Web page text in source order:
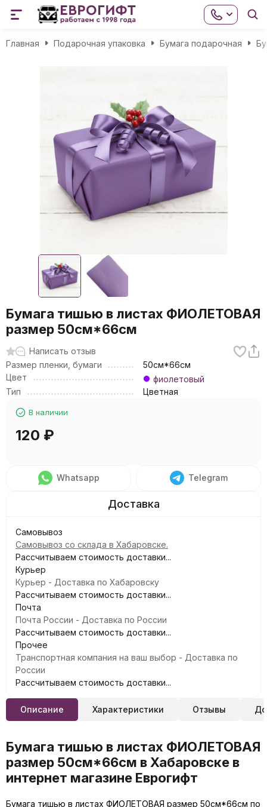
Главная Подарочная упаковка Бумага подарочная
Бумага тишью в листах ФИОЛЕТОВАЯ
размер 50см*66см
Написать отзыв
Размер пленки, бумаги
50см*66см
Цвет
фиолетовый
Тип
Цветная
В наличии
120 ₽
Whatsapp Telegram
Самовывоз
Самовывоз со склада в Хабаровске.
Рассчитываем стоимость доставки...
Курьер
Курьер - Доставка по Хабаровску
Рассчитываем стоимость доставки...
Почта
Почта России - Доставка по России
Рассчитываем стоимость доставки...
Прочее
Транспортная компания на ваш выбор - Доставка по
России
Рассчитываем стоимость доставки...
Описание Характеристики Отзывы
Бумага тишью в листах ФИОЛЕТОВАЯ
размер 50см*66см в Хабаровске в
интернет магазине Еврогифт
Бумага тишью в листах ФИОЛЕТОВАЯ размер 50см*66см по